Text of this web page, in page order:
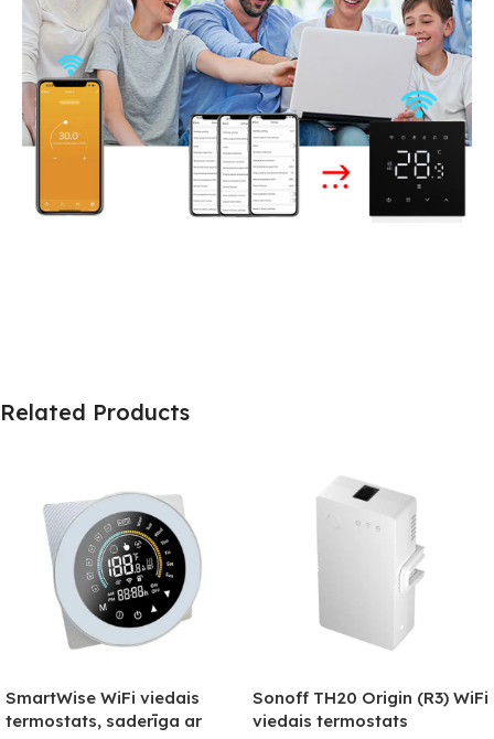
Related Products
SmartWise WiFi viedais
termostats, saderīga ar
Sonoff TH20 Origin (R3) WiFi
viedais termostats